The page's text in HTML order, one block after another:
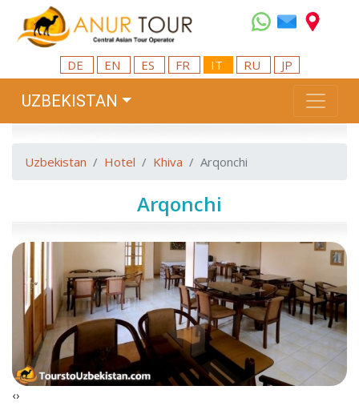
DE EN ES FR IT RU JP
UZBEKISTAN
Uzbekistan Hotel Khiva Arqonchi
Arqonchi
‹›